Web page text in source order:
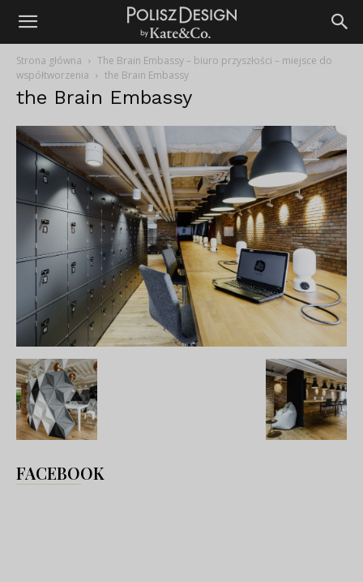
Strona główna
The Brain Embassy – biuro przyszłości – miejsce do
współtworzenia
the Brain Embassy
the Brain Embassy
FACEBOOK